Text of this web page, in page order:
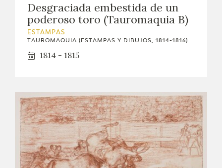
Desgraciada embestida de un
poderoso toro (Tauromaquia B)
ESTAMPAS
TAUROMAQUIA (ESTAMPAS Y DIBUJOS, 1814-1816)
1814 - 1815